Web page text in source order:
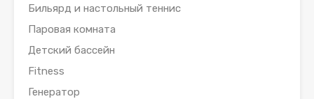
Бильярд и настольный теннис
Паровая комната
Детский бассейн
Fitness
Генератор